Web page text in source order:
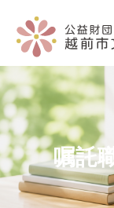
へ
ス
キ
ッ
プ
ョ
ン
に
移
動
嘱託